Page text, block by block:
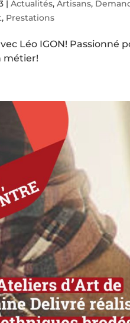
|Actualités,Artisans,
, Prestations
Léo IGON! Passionné
métier!